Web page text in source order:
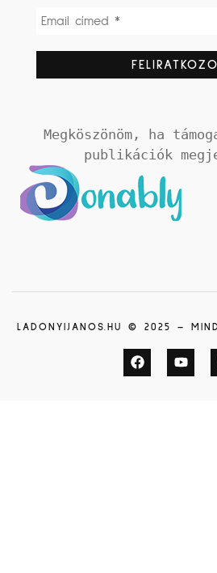
Megköszönöm, ha
publikációk
LADONYIJANOS.HU © 2025 –